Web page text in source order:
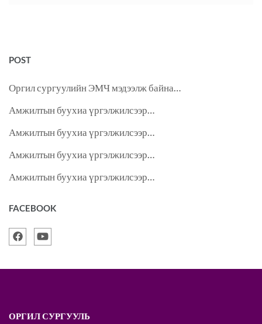
POST
Оргил сургуулийн ЭМЧ мэдээлж байна…
Амжилтын буухиа үргэлжилсээр…
Амжилтын буухиа үргэлжилсээр…
Амжилтын буухиа үргэлжилсээр…
Амжилтын буухиа үргэлжилсээр…
FACEBOOK
ОРГИЛ СУРГУУЛЬ